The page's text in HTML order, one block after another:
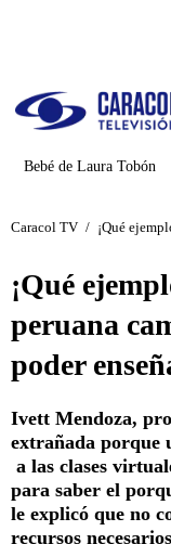
Bebé de Laura Tobón
Caracol TV / ¡Qué
¡Qué
peruana
poder
Ivett Mendoza,
extrañada porque
a las clases
para saber el
le explicó que no
recursos